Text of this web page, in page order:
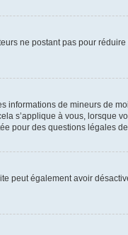
ne postant pas pour
de mineurs de
s’applique à vous, lorsque
pour des questions légales
peut également avoir